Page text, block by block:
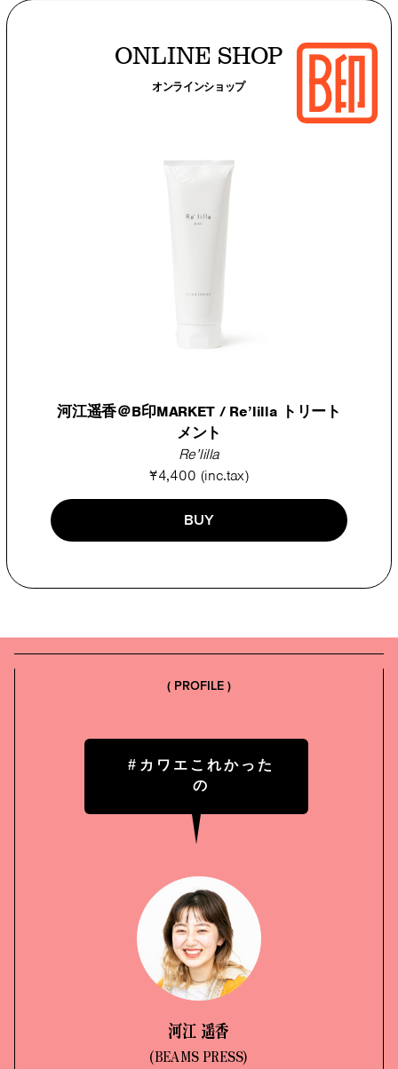
ONLINE SHOP
オンラインショップ
河江遥香＠B印MARKET / Re’lilla トリート
メント
Re’lilla
¥4,400 (inc.tax)
BUY
( PROFILE )
#カワエこれかった
の
河江 遥香
(BEAMS PRESS)